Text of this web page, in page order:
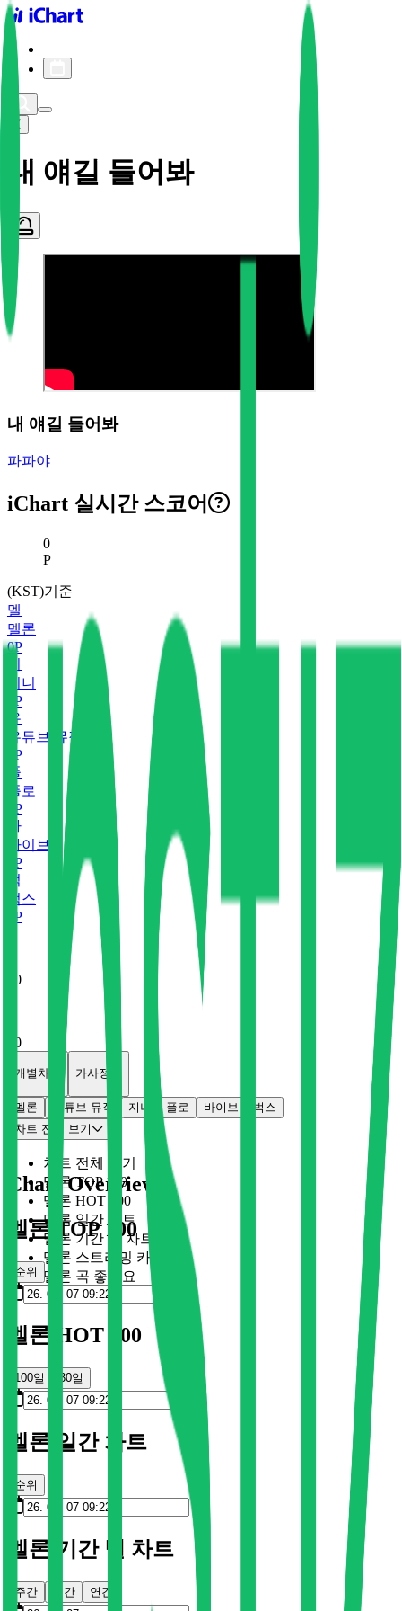
iChart logo
내 얘길 들어봐
내 얘길 들어봐
파파야
iChart 실시간 스코어
현재 스코어
0
P
(KST)기준
멜
멜론
0P
지니
P
유
유튜브 뮤직
P
플
플로
P
바
바이브
P
벅
벅스
P
0
0
개별차트 가사정보
멜론 유튜브 뮤직 지니 플로 바이브
벅스
차트 전체 보기
차트 전체 보기
멜론 TOP 100
멜론 HOT 100
멜론 일간 차트
멜론 기간 별 차트
멜론 스트리밍 카드
멜론 곡 좋아요
Chart Overview
멜론 TOP 100
순위
멜론 HOT 100
100일 30일
멜론 일간 차트
순위
멜론 기간 별 차트
주간 월간 연간